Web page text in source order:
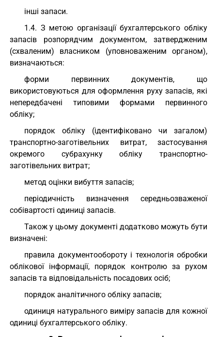
інші запаси.
1.4. З метою організації бухгалтерського обліку
запасів розпорядчим документом, затвердженим
(схваленим) власником (уповноваженим органом),
визначаються:
форми первинних документів, що
використовуються для оформлення руху запасів, які
непередбачені типовими формами первинного
обліку;
порядок обліку (ідентифіковано чи загалом)
транспортно-заготівельних витрат, застосування
окремого субрахунку обліку транспортно-
заготівельних витрат;
метод оцінки вибуття запасів;
періодичність визначення середньозваженої
собівартості одиниці запасів.
Також у цьому документі додатково можуть бути
визначені:
правила документообороту і технологія обробки
облікової інформації, порядок контролю за рухом
запасів та відповідальність посадових осіб;
порядок аналітичного обліку запасів;
одиниця натурального виміру запасів для кожної
одиниці бухгалтерського обліку.